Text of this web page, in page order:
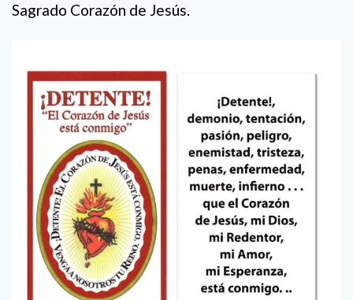
Sagrado Corazón de Jesús.